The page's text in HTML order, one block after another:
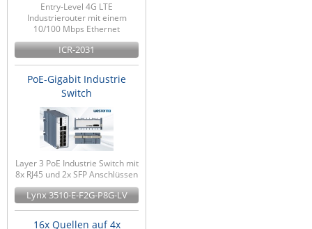
Entry-Level 4G LTE
Industrierouter mit einem
10/100 Mbps Ethernet
ICR-2031
PoE-Gigabit Industrie
Switch
Layer 3 PoE Industrie Switch mit
8x RJ45 und 2x SFP Anschlüssen
Lynx 3510-E-F2G-P8G-LV
16x Quellen auf 4x